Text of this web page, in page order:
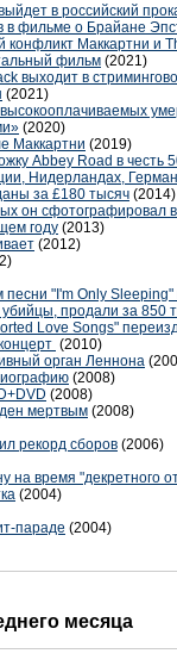
в российский
в фильме о Брайане
Маккартни и
фильм (2021)
выходит в
(2021)
(2020)
Маккартни (2019)
Abbey Road в честь
Нидерландах,
за £180 тысяч (2014)
он сфотографировал
году (2013)
(2012)
"I'm Only Sleeping"
продали за 850
Love Songs"
(2010)
орган Леннона
(2008)
(2008)
мертвым (2008)
рекорд сборов (2006)
на время "декретного
(2004)
параде (2004)
месяца